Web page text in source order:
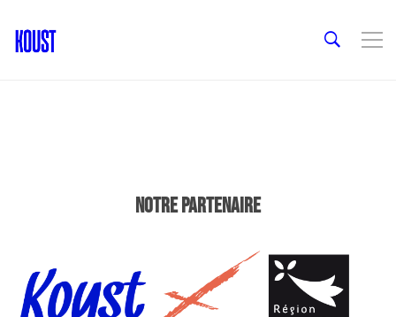
NOTRE PARTENAIRE